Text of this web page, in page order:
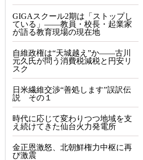
GIGAスクール2期は「ストップし
ている」——教員・校長・起業家
が語る教育現場の現在地
自維政権は“天城越え”か――古川
元久氏が問う消費税減税と円安リ
スク
日米繊維交渉“善処します”誤訳伝
説 その１
時代に応じて変わりつつ地域を支
え続けてきた仙台火力発電所
金正恩激怒、北朝鮮権力中枢に再
び激震